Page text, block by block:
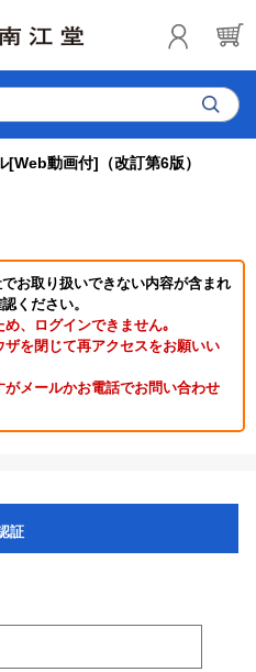
動画付]（改訂第6版）
お取り扱いできない内容が含まれ
ください。
、ログインできません｡
を閉じて再アクセスをお願いい
メールかお電話でお問い合わせ
証